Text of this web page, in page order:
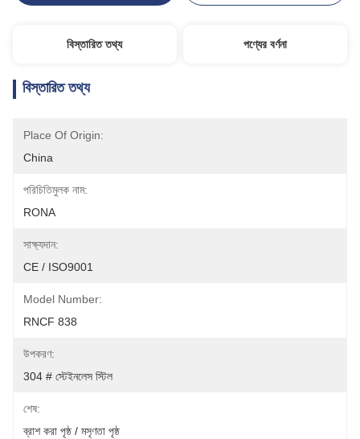
বিস্তারিত তথ্য পণ্যের বর্ণনা
বিস্তারিত তথ্য
Place Of Origin:
China
পরিচিতিমুলক নাম:
RONA
সাক্ষ্যদান:
CE / ISO9001
Model Number:
RNCF 838
উপকরণ:
304 # স্টেইনলেস স্টিল
শেষ:
ব্রাশ করা পৃষ্ঠ / মসৃণতা পৃষ্ঠ